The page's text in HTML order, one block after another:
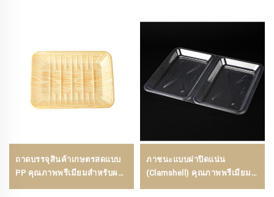
ถาดบรรจุสินค้าเกษตรสดแบบ
PP คุณภาพพรีเมียมสำหรับผล
ภาชนะแบบฝาปิดแน่น
(Clamshell) คุณภาพพรีเมียมที่